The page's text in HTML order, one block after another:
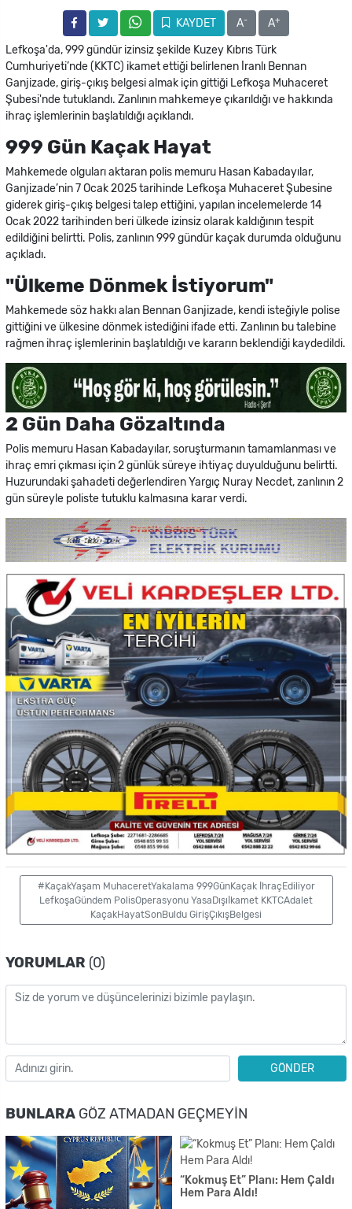
KAYDET A- A+
Lefkoşa'da, 999 gündür izinsiz şekilde Kuzey Kıbrıs Türk
Cumhuriyeti’nde (KKTC) ikamet ettiği belirlenen İranlı Bennan
Ganjizade, giriş-çıkış belgesi almak için gittiği Lefkoşa Muhaceret
Şubesi'nde tutuklandı. Zanlının mahkemeye çıkarıldığı ve hakkında
ihraç işlemlerinin başlatıldığı açıklandı.
999 Gün Kaçak Hayat
Mahkemede olguları aktaran polis memuru Hasan Kabadayılar,
Ganjizade’nin 7 Ocak 2025 tarihinde Lefkoşa Muhaceret Şubesine
giderek giriş-çıkış belgesi talep ettiğini, yapılan incelemelerde 14
Ocak 2022 tarihinden beri ülkede izinsiz olarak kaldığının tespit
edildiğini belirtti. Polis, zanlının 999 gündür kaçak durumda olduğunu
açıkladı.
"Ülkeme Dönmek İstiyorum"
Mahkemede söz hakkı alan Bennan Ganjizade, kendi isteğiyle polise
gittiğini ve ülkesine dönmek istediğini ifade etti. Zanlının bu talebine
rağmen ihraç işlemlerinin başlatıldığı ve kararın beklendiği kaydedildi.
2 Gün Daha Gözaltında
Polis memuru Hasan Kabadayılar, soruşturmanın tamamlanması ve
ihraç emri çıkması için 2 günlük süreye ihtiyaç duyulduğunu belirtti.
Huzurundaki şahadeti değerlendiren Yargıç Nuray Necdet, zanlının 2
gün süreyle poliste tutuklu kalmasına karar verdi.
#KaçakYaşam MuhaceretYakalama 999GünKaçak İhraçEdiliyor
LefkoşaGündem PolisOperasyonu YasaDışıİkamet KKTCAdalet
KaçakHayatSonBuldu GirişÇıkışBelgesi
YORUMLAR (0)
GÖNDER
BUNLARA GÖZ ATMADAN GEÇMEYIN
“Kokmuş Et” Planı: Hem Çaldı
Hem Para Aldı!